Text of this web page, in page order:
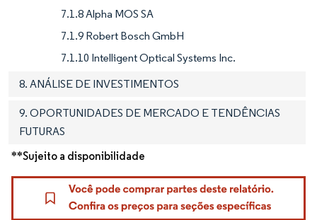
7.1.8 Alpha MOS SA
7.1.9 Robert Bosch GmbH
7.1.10 Intelligent Optical Systems Inc.
8. ANÁLISE DE INVESTIMENTOS
9. OPORTUNIDADES DE MERCADO E TENDÊNCIAS
FUTURAS
**Sujeito a disponibilidade